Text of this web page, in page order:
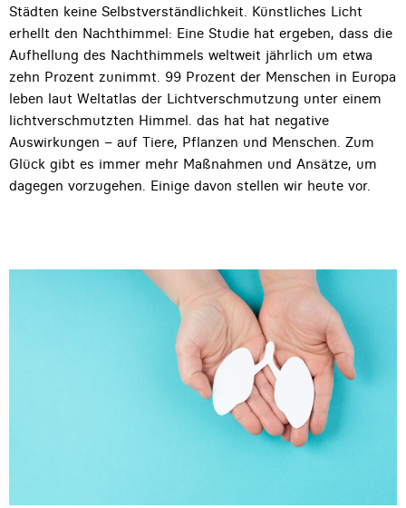
Städten keine Selbstverständlichkeit. Künstliches Licht
erhellt den Nachthimmel: Eine Studie hat ergeben, dass die
Aufhellung des Nachthimmels weltweit jährlich um etwa
zehn Prozent zunimmt. 99 Prozent der Menschen in Europa
leben laut Weltatlas der Lichtverschmutzung unter einem
lichtverschmutzten Himmel. das hat hat negative
Auswirkungen – auf Tiere, Pflanzen und Menschen. Zum
Glück gibt es immer mehr Maßnahmen und Ansätze, um
dagegen vorzugehen. Einige davon stellen wir heute vor.